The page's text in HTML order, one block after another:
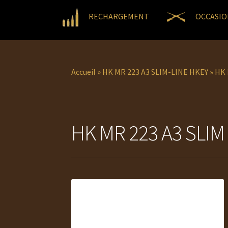
RECHARGEMENT
Accueil » HK MR 223 A3 SLIM-LINE HKEY » HK
HK MR 223 A3